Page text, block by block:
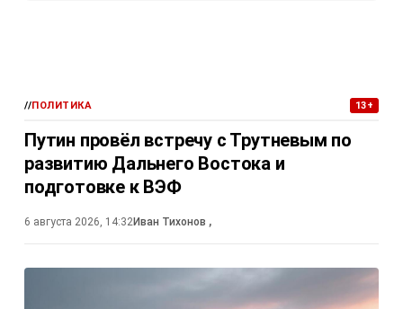
//ПОЛИТИКА 13+
Путин провёл встречу с Трутневым по
развитию Дальнего Востока и
подготовке к ВЭФ
6 августа 2026, 14:32Иван Тихонов ,